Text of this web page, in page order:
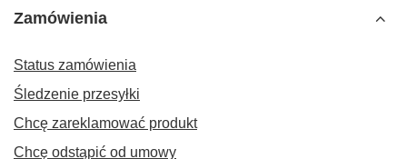
Zamówienia
Status zamówienia
Śledzenie przesyłki
Chcę zareklamować produkt
Chcę odstąpić od umowy